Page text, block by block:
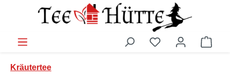
Zum Hauptinhalt springen
Kräutertee